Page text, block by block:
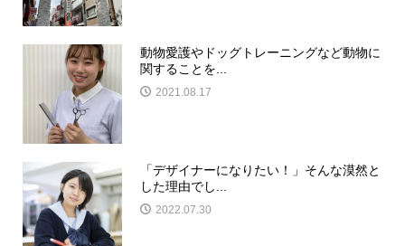
動物愛護やドッグトレーニングなど動物に
関することを...
2021.08.17
「デザイナーになりたい！」そんな漠然と
した理由でし...
2022.07.30